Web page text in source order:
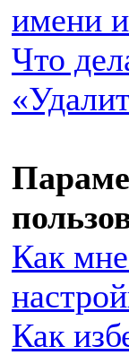
имени
Что
Как
Как